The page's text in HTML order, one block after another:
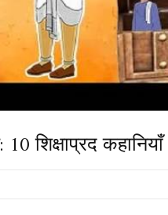
शिक्षाप्रद कहानियाँ